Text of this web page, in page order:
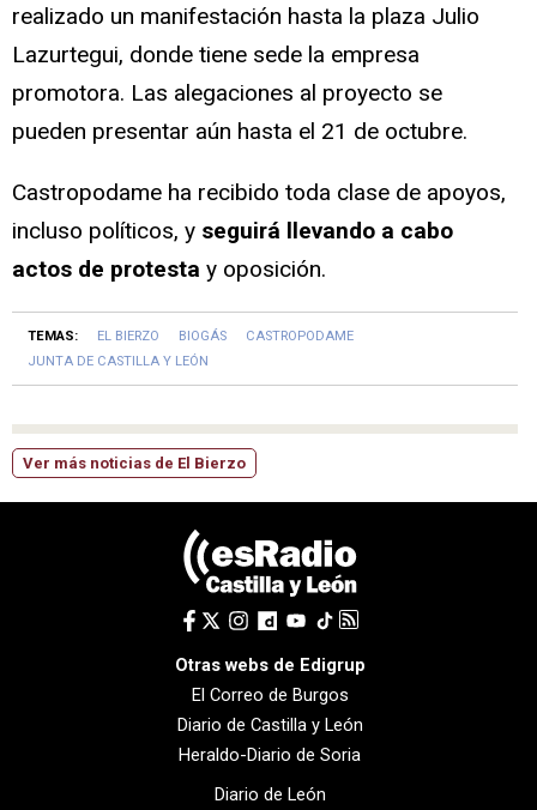
realizado un manifestación hasta la plaza Julio
Lazurtegui, donde tiene sede la empresa
promotora. Las alegaciones al proyecto se
pueden presentar aún hasta el 21 de octubre.
Castropodame ha recibido toda clase de apoyos,
incluso políticos, y seguirá llevando a cabo
actos de protesta y oposición.
TEMAS: EL BIERZO BIOGÁS
CASTROPODAME
JUNTA DE CASTILLA Y LEÓN
Ver más noticias de El Bierzo
Otras webs de Edigrup
El Correo de Burgos
Diario de Castilla y León
Heraldo-Diario de Soria
Diario de León